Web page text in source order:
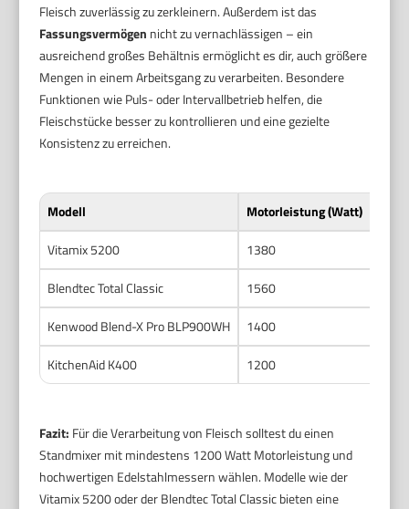
Fleisch zuverlässig zu zerkleinern. Außerdem ist das
Fassungsvermögen nicht zu vernachlässigen – ein
ausreichend großes Behältnis ermöglicht es dir, auch größere
Mengen in einem Arbeitsgang zu verarbeiten. Besondere
Funktionen wie Puls- oder Intervallbetrieb helfen, die
Fleischstücke besser zu kontrollieren und eine gezielte
Konsistenz zu erreichen.
Modell Motorleistung (Watt)
Vitamix 5200
1380
Blendtec Total Classic
1560
Kenwood Blend-X Pro BLP900WH
1400
KitchenAid K400
1200
Fazit: Für die Verarbeitung von Fleisch solltest du einen
Standmixer mit mindestens 1200 Watt Motorleistung und
hochwertigen Edelstahlmessern wählen. Modelle wie der
Vitamix 5200 oder der Blendtec Total Classic bieten eine